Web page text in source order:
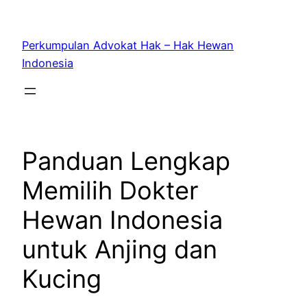
content
Perkumpulan Advokat Hak – Hak Hewan
Indonesia
Panduan Lengkap
Memilih Dokter
Hewan Indonesia
untuk Anjing dan
Kucing